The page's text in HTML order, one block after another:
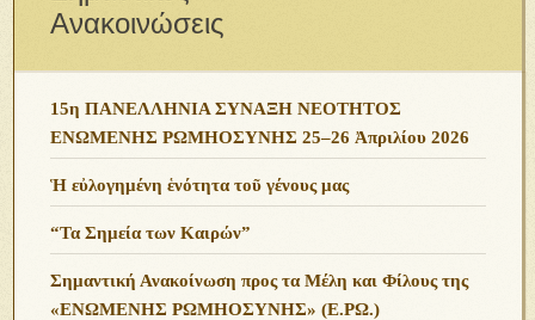
Ανακοινώσεις
15η ΠΑΝΕΛΛΗΝΙΑ ΣΥΝΑΞΗ ΝΕΟΤΗΤΟΣ
ΕΝΩΜΕΝΗΣ ΡΩΜΗΟΣΥΝΗΣ 25–26 Ἀπριλίου 2026
Ἡ εὐλογημένη ἑνότητα τοῦ γένους μας
“Τα Σημεία των Καιρών”
Σημαντική Ανακοίνωση προς τα Μέλη και Φίλους της
«ΕΝΩΜΕΝΗΣ ΡΩΜΗΟΣΥΝΗΣ» (Ε.ΡΩ.)